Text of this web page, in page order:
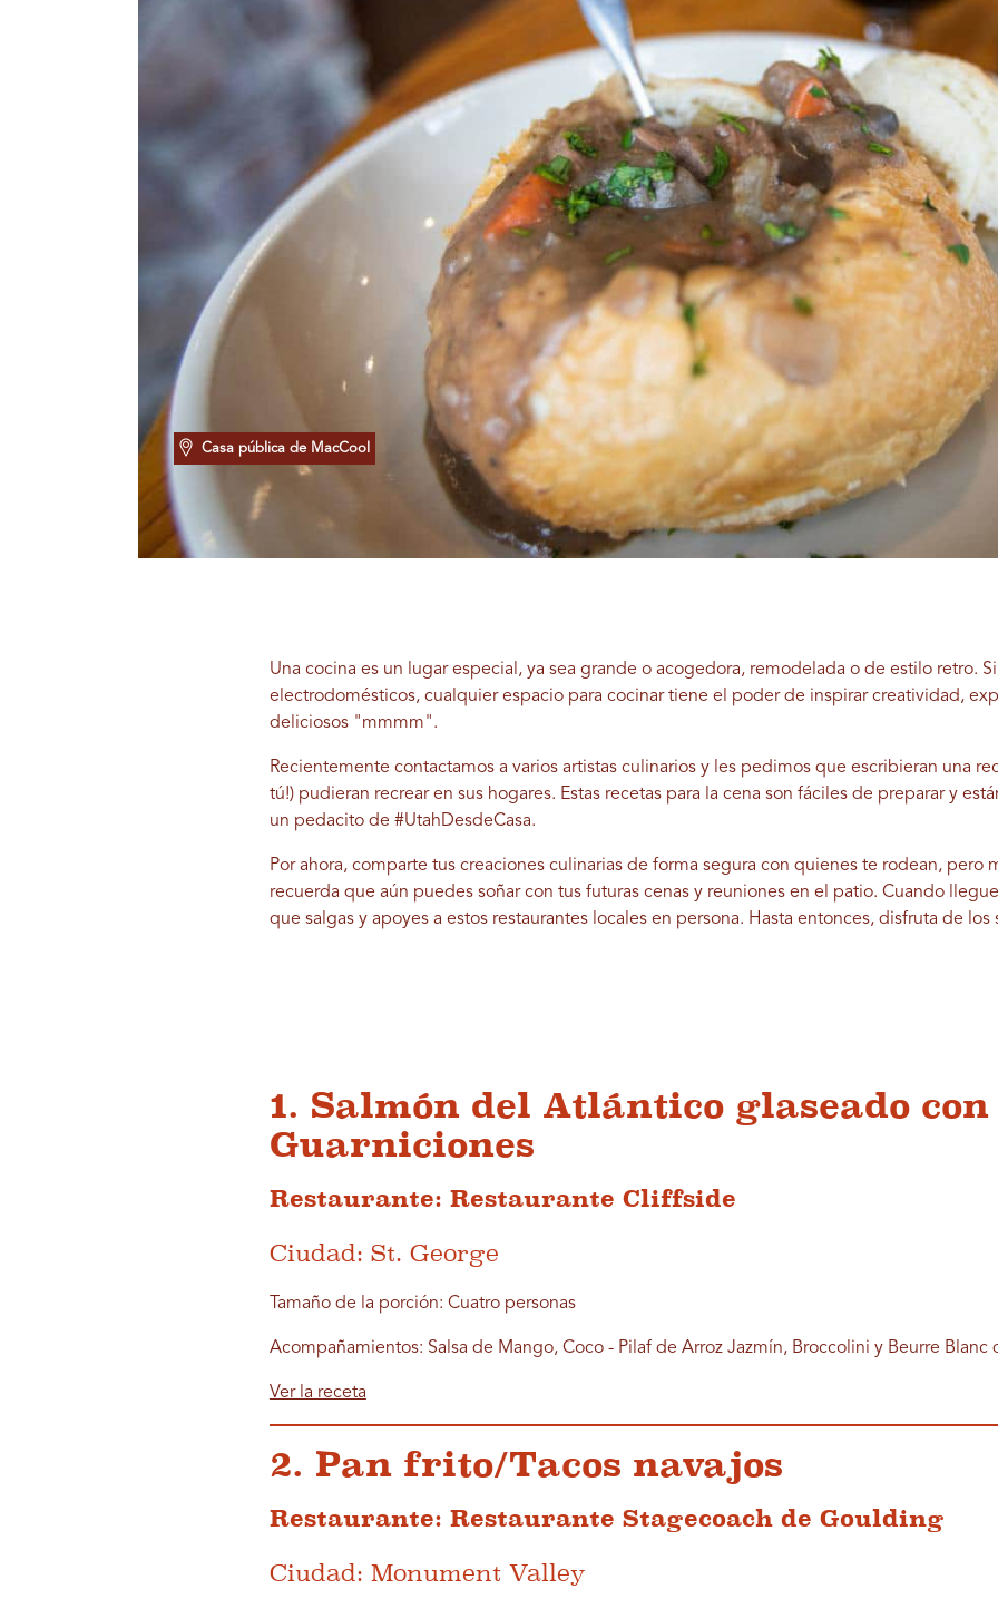
Casa pública de MacCool
Una cocina es un lugar especial, ya sea grande o acogedora, remodelada o de estilo retro.
electrodomésticos, cualquier espacio para cocinar tiene el poder de inspirar creatividad,
deliciosos "mmmm".
Recientemente contactamos a varios artistas culinarios y les pedimos que escribieran una
tú!) pudieran recrear en sus hogares. Estas recetas para la cena son fáciles de preparar y
un pedacito de #UtahDesdeCasa.
Por ahora, comparte tus creaciones culinarias de forma segura con quienes te rodean, pero
recuerda que aún puedes soñar con tus futuras cenas y reuniones en el patio. Cuando
que salgas y apoyes a estos restaurantes locales en persona. Hasta entonces, disfruta de los
1. Salmón del Atlántico glaseado
Guarniciones
Restaurante: Restaurante Cliffside
Ciudad: St. George
Tamaño de la porción: Cuatro personas
Acompañamientos: Salsa de Mango, Coco - Pilaf de Arroz Jazmín, Broccolini y Beurre Blanc
Ver la receta
2. Pan frito/Tacos navajos
Restaurante: Restaurante Stagecoach de Goulding
Ciudad: Monument Valley